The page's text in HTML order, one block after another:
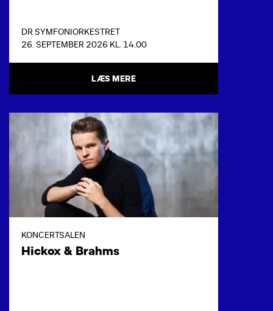
DR SYMFONIORKESTRET
26. SEPTEMBER 2026 KL. 14.00
LÆS MERE
KONCERTSALEN
Hickox & Brahms